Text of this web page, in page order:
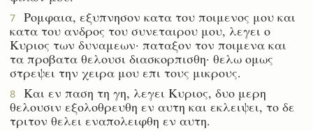
7
Ρομφαια, εξυπνησον κατα του ποιμενος μου και
κατα του ανδρος του συνεταιρου μου, λεγει ο
Κυριος των δυναμεων· παταξον τον ποιμενα και
τα προβατα θελουσι διασκορπισθη· θελω ομως
στρεψει την χειρα μου επι τους μικρους.
8
Και εν παση τη γη, λεγει Κυριος, δυο μερη
θελουσιν εξολοθρευθη εν αυτη και εκλειψει, το δε
τριτον θελει εναπολειφθη εν αυτη.